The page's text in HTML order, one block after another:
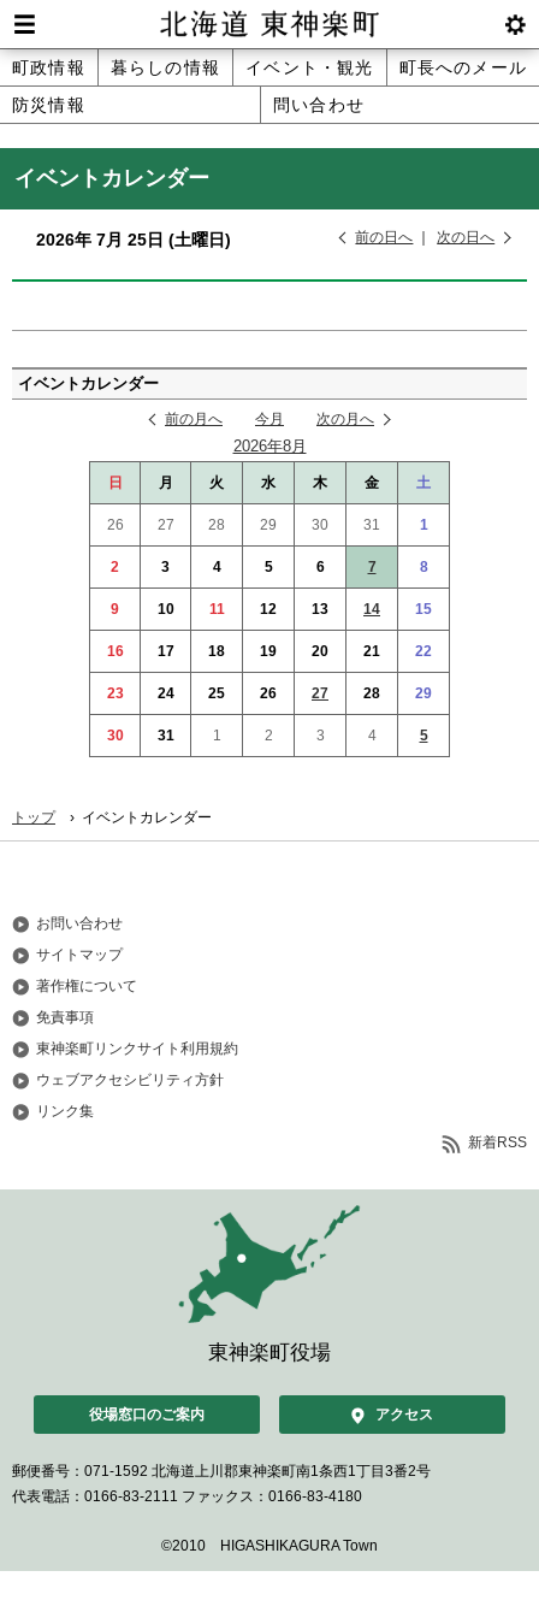
本
文
へ
メ
Men
u
btnS
ettin
北海道 東神楽町 Hokkaido
メ
ニ
ュ
町政情報 暮らしの情報 イベント・観光
町長へのメール
防災情報
問い合わせ
イベントカレンダー
2026年 7月 25日 (土曜日) 前の日へ 次の日へ
ー
ジ
イベントカレンダー
前の月へ 今月 次の月へ
2026年8月
日 月 火 水 木 金 土
26 27 28 29 30 31 1
2 3 4 5 6 7 8
9 10 11 12 13 14 15
16 17 18 19 20 21 22
23 24 25 26 27 28 29
30 31 1 2 3 4 5
トップ › イベントカレンダー
お問い合わせ
サイトマップ
著作権について
免責事項
東神楽町リンクサイト利用規約
ウェブアクセシビリティ方針
リンク集
新着RSS
東神楽町役場
役場窓口のご案内 アクセス
郵便番号：071-1592 北海道上川郡東神楽町南1条西1丁目3番2号
代表電話：0166-83-2111 ファックス：0166-83-4180
©2010 HIGASHIKAGURA Town